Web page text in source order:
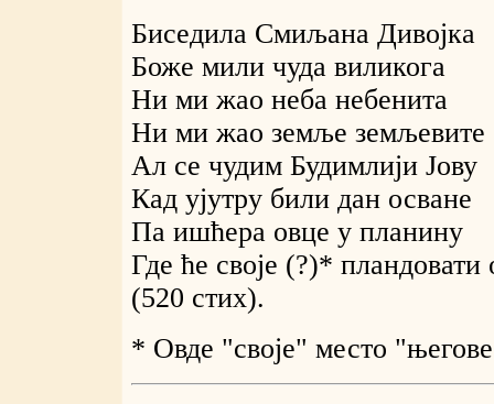
Биседила Смиљана Дивојка
Боже мили чуда виликога
Ни ми жао неба небенита
Ни ми жао земље земљевите
Ал се чудим Будимлији Јову
Кад ујутру били дан осване
Па ишћера овце у планину
Где ће своје (?)* пландовати
(520 стих).
* Овде "своје" место